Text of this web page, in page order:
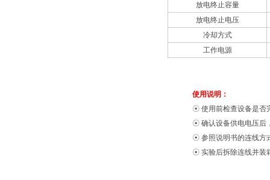
放电终止容量
放电终止电压
冷却方式
工作电源
使用说明：
☉ 使用前检查设备是否
☉ 确认设备供电电压后
☉ 参照说明书的连线方
☉ 实验后拆除连线并装